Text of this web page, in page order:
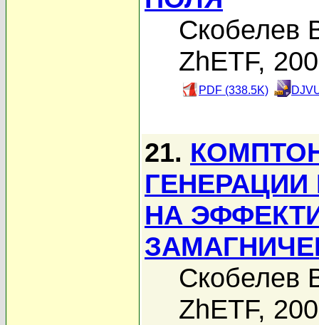
Скобелев
ZhETF,
PDF (338.5K)
21.
НА
Скобелев
ZhETF,